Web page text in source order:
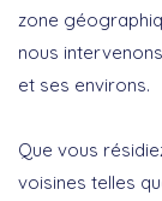
zone
nous
et ses environs.
Que vous
voisines telles